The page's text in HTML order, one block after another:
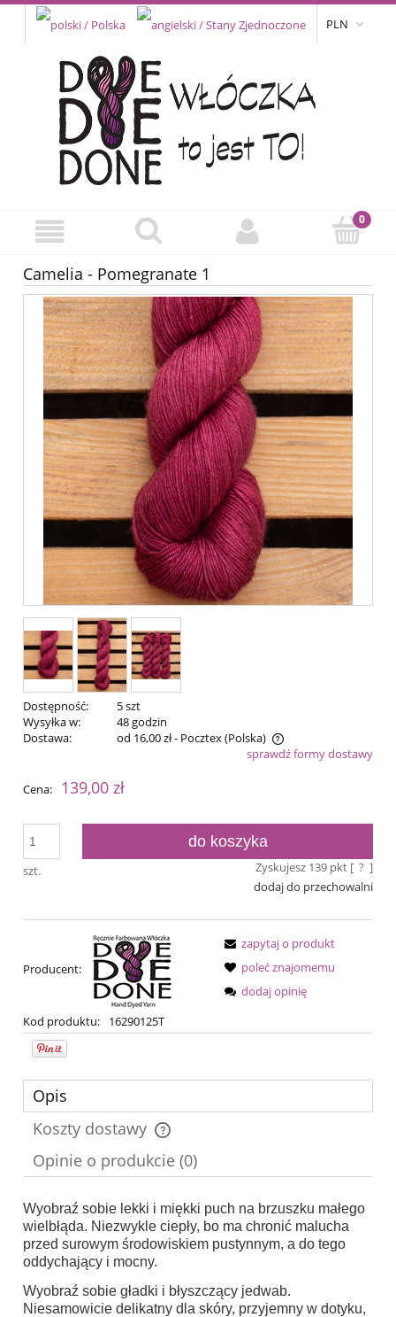
PLN
Camelia - Pomegranate 1
Dostępność:
5 szt
Wysyłka w:
48 godzin
Dostawa:
od 16,00 zł- Pocztex(Polska)
Cena nie zawiera ewentualnych kosztów płatnościsprawdź formy dostawy
Cena: 139,00 zł
szt.
do koszyka
Zyskujesz 139pkt [ ? ]
dodaj do przechowalni
Producent:
Kod produktu: 16290125T
zapytaj o produkt
poleć znajomemu
dodaj opinię
Opis
Koszty dostawy
Cena nie zawiera ewentualnych kosztów płatności
Opinie o produkcie (0)
Wyobraź sobie lekki i miękki puch na brzuszku małego
wielbłąda. Niezwykle ciepły, bo ma chronić malucha
przed surowym środowiskiem pustynnym, a do tego
oddychający i mocny.
Wyobraź sobie gładki i błyszczący jedwab.
Niesamowicie delikatny dla skóry, przyjemny w dotyku,